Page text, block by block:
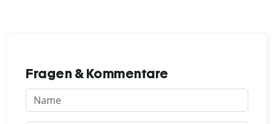
Fragen & Kommentare